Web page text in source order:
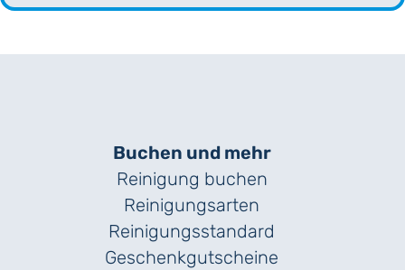
Buchen und mehr
Reinigung buchen
Reinigungsarten
Reinigungs­standard
Geschenk­gutscheine